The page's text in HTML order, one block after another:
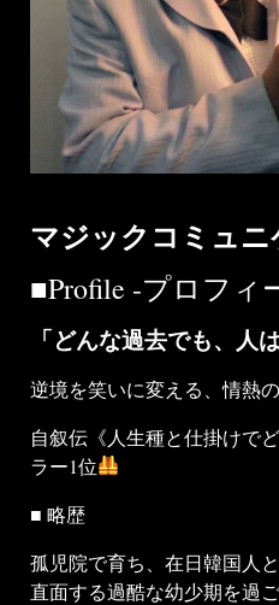
マジックコミュニ
■Profile -プロフィ
「どんな過去でも、人
逆境を笑いに変える、情熱
自叙伝《人生種と仕掛けで
ラー1位
■ 略歴
孤児院で育ち、在日韓国人
直面する過酷な幼少期を過